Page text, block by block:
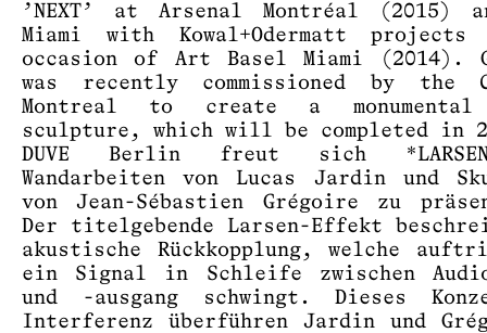
’NEXT’ at Arsenal Montréal (2015)
Miami with Kowal+Odermatt
occasion of Art Basel Miami (2014).
was recently commissioned by
Montreal to create a
sculpture, which will be completed in
DUVE Berlin freut sich
Wandarbeiten von Lucas Jardin und
von Jean-Sébastien Grégoire zu
Der titelgebende Larsen-Effekt
akustische Rückkopplung, welche
ein Signal in Schleife zwischen
und -ausgang schwingt. Dieses
Interferenz überführen Jardin und